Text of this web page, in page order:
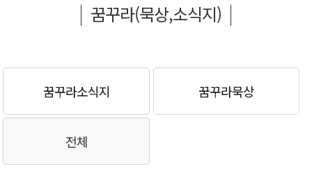
꿈꾸라(묵상,소식지)
꿈꾸라소식지 꿈꾸라묵상
전체